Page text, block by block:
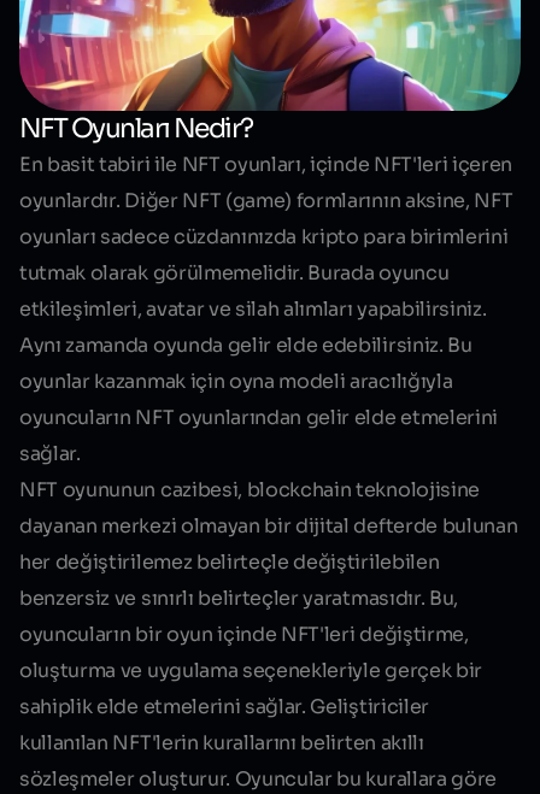
NFT Oyunları Nedir?
En basit tabiri ile NFT oyunları, içinde NFT'leri içeren
oyunlardır. Diğer NFT (game) formlarının aksine, NFT
oyunları sadece cüzdanınızda kripto para birimlerini
tutmak olarak görülmemelidir. Burada oyuncu
etkileşimleri, avatar ve silah alımları yapabilirsiniz.
Aynı zamanda oyunda gelir elde edebilirsiniz. Bu
oyunlar kazanmak için oyna modeli aracılığıyla
oyuncuların NFT oyunlarından gelir elde etmelerini
sağlar.
NFT oyununun cazibesi, blockchain teknolojisine
dayanan merkezi olmayan bir dijital defterde bulunan
her değiştirilemez belirteçle değiştirilebilen
benzersiz ve sınırlı belirteçler yaratmasıdır. Bu,
oyuncuların bir oyun içinde NFT'leri değiştirme,
oluşturma ve uygulama seçenekleriyle gerçek bir
sahiplik elde etmelerini sağlar. Geliştiriciler
kullanılan NFT'lerin kurallarını belirten akıllı
sözleşmeler oluşturur. Oyuncular bu kurallara göre